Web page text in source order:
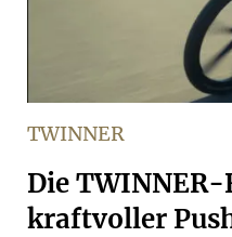
TWINNER
Die
kraftvoller